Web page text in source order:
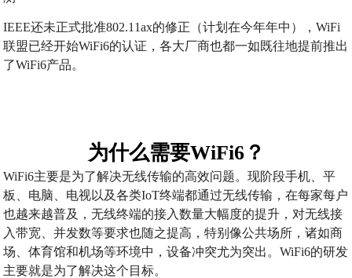
IEEE还未正式批准802.11ax的修正（计划在今年年中），WiFi
联盟已经开始WiFi6的认证，各大厂商也都一如既往地提前推出
了WiFi6产品。
为什么需要WiFi6？
WiFi6主要是为了解决无线传输的高效问题。现阶段手机、平
板、电脑、电视以及各类IoT终端都通过无线传输，在每家每户
也越来越普及，无线终端的接入数量大幅度的提升，对无线接
入带宽、并发数等要求也随之提高，特别像公共场所，诸如商
场、体育馆和机场等环境中，设备冲突尤为突出。WiFi6的研发
主要就是为了解决这个目标。